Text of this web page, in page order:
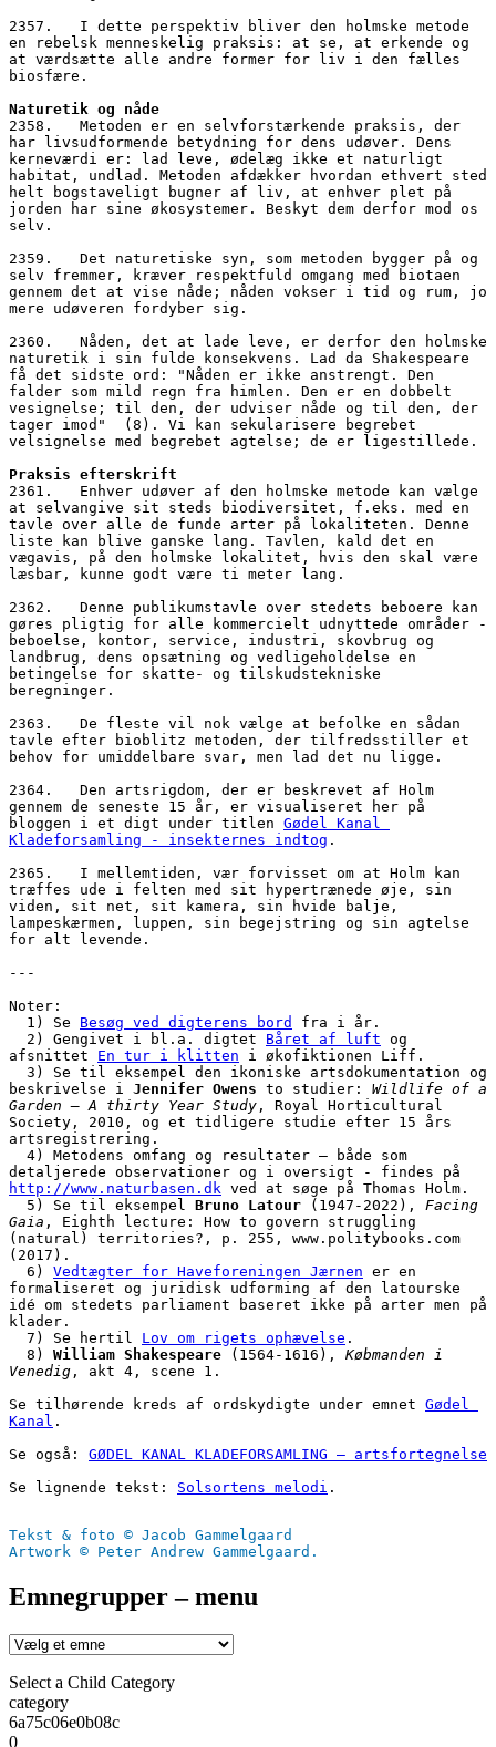
2357.   I dette perspektiv bliver den holmske metode
en rebelsk menneskelig praksis: at se, at erkende og
at værdsætte alle andre former for liv i den fælles
biosfære.
Naturetik og nåde
2358.   Metoden er en selvforstærkende praksis, der
har livsudformende betydning for dens udøver. Dens
kerneværdi er: lad leve, ødelæg ikke et naturligt
habitat, undlad. Metoden afdækker hvordan ethvert sted
helt bogstaveligt bugner af liv, at enhver plet på
jorden har sine økosystemer. Beskyt dem derfor mod os
selv.
2359.   Det naturetiske syn, som metoden bygger på og
selv fremmer, kræver respektfuld omgang med biotaen
gennem det at vise nåde; nåden vokser i tid og rum, jo
mere udøveren fordyber sig.
2360.   Nåden, det at lade leve, er derfor den holmske
naturetik i sin fulde konsekvens. Lad da Shakespeare
få det sidste ord: "Nåden er ikke anstrengt. Den
falder som mild regn fra himlen. Den er en dobbelt
vesignelse; til den, der udviser nåde og til den, der
tager imod"  (8). Vi kan sekularisere begrebet
velsignelse med begrebet agtelse; de er ligestillede.
Praksis efterskrift
2361.   Enhver udøver af den holmske metode kan vælge
at selvangive sit steds biodiversitet, f.eks. med en
tavle over alle de funde arter på lokaliteten. Denne
liste kan blive ganske lang. Tavlen, kald det en
vægavis, på den holmske lokalitet, hvis den skal være
læsbar, kunne godt være ti meter lang.
2362.   Denne publikumstavle over stedets beboere kan
gøres pligtig for alle kommercielt udnyttede områder -
beboelse, kontor, service, industri, skovbrug og
landbrug, dens opsætning og vedligeholdelse en
betingelse for skatte- og tilskudstekniske
beregninger.
2363.   De fleste vil nok vælge at befolke en sådan
tavle efter bioblitz metoden, der tilfredsstiller et
behov for umiddelbare svar, men lad det nu ligge.
2364.   Den artsrigdom, der er beskrevet af Holm
gennem de seneste 15 år, er visualiseret her på
bloggen i et digt under titlen Gødel Kanal
Kladeforsamling - insekternes indtog .
2365.   I mellemtiden, vær forvisset om at Holm kan
træffes ude i felten med sit hypertrænede øje, sin
viden, sit net, sit kamera, sin hvide balje,
lampeskærmen, luppen, sin begejstring og sin agtelse
for alt levende.
---
Noter:
  1) Se
Besøg ved digterens bord
fra i år.
  2) Gengivet i bl.a. digtet
Båret af luft og
afsnittet En tur i klitten i økofiktionen Liff.
beskrivelse i Jennifer Owens to studier: Wildlife of a
Garden – A thirty Year Study , Royal Horticultural
Society, 2010, og et tidligere studie efter 15 års
artsregistrering.
http://www.naturbasen.dk ved at søge på Thomas Holm.
  5) Se til eksempel
Bruno Latour (1947-2022), Facing
Gaia , Eighth lecture: How to govern struggling
(natural) territories?, p. 255, www.politybooks.com
(2017).
  6)
Vedtægter for Haveforeningen Jærnen er en
formaliseret og juridisk udforming af den latourske
idé om stedets parliament baseret ikke på arter men på
klader.
  7) Se hertil
Lov om rigets ophævelse .
  8)
William Shakespeare (1564-1616), Købmanden i
Venedig , akt 4, scene 1.
Se tilhørende kreds af ordskydigte under emnet Gødel
Kanal .
Se også: GØDEL KANAL KLADEFORSAMLING – artsfortegnelse
Se lignende tekst: Solsortens melodi .
Tekst & foto © Jacob Gammelgaard
Artwork © Peter Andrew Gammelgaard.
Emnegrupper – menu
Select a Child Category
category
6a75c06e0b08c
0